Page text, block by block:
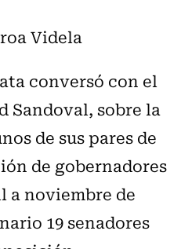
Videla
conversó con el
Sandoval, sobre la
de sus pares de
de gobernadores
a noviembre de
19 senadores